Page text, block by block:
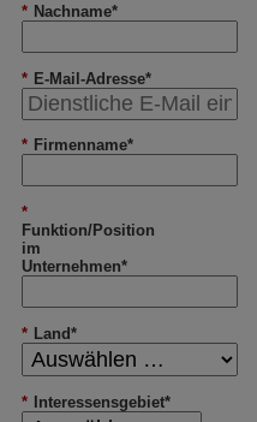
* Nachname*
* E-Mail-Adresse*
* Firmenname*
*
Funktion/Position
im
Unternehmen*
* Land*
* Interessensgebiet*